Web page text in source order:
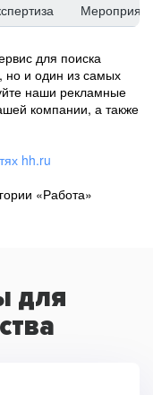
для поиска
но и один из самых
наши рекламные
компании, а также
hh.ru
«Работа»
для